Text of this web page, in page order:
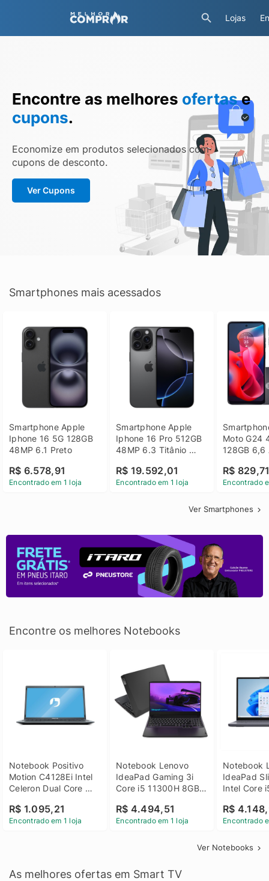
Lojas
Encontre as melhores ofertase
cupons.
Economize em produtos selecionados com
cupons de desconto.
Ver Cupons
Smartphones mais acessados
Smartphone Apple
Iphone 16 5G 128GB
48MP 6.1 Preto
R$ 6.578,91
Encontrado em 1 loja
Smartphone Apple
Iphone 16 Pro 512GB
48MP 6.3 Titânio
R$ 19.592,01
Encontrado em 1 loja
Moto G24
128GB 6,6
R$
Encontrado
Ver Smartphones
Encontre os melhores Notebooks
Notebook Positivo
Motion C4128Ei Intel
Celeron Dual Core
Linux 14 - 3002181
R$ 1.095,21
Encontrado em 1 loja
Notebook Lenovo
IdeaPad Gaming 3i
Core i5 11300H 8GB
GTX 1650 4GB 15.6
FHD Linux - Preto
R$ 4.494,51
Encontrado em 1 loja
Notebook
IdeaPad
Intel Core
SSD Win
R$
Encontrado
Ver Notebooks
As melhores ofertas em Smart TV